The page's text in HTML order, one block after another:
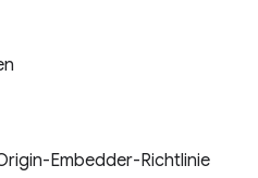
Embedder-Richtlinie